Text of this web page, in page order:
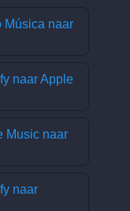
Música naar
naar Apple
Music naar
naar